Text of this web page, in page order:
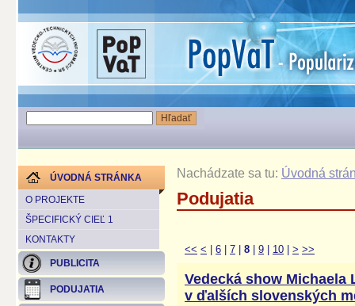
ÚVODNÁ STRÁNKA
O PROJEKTE
ŠPECIFICKÝ CIEĽ 1
KONTAKTY
PUBLICITA
PODUJATIA
Nachádzate sa tu: Úvodná
Podujatia
<< < 6 7 8 9 10 > >>
Vedecká show
v ďalších slovenských